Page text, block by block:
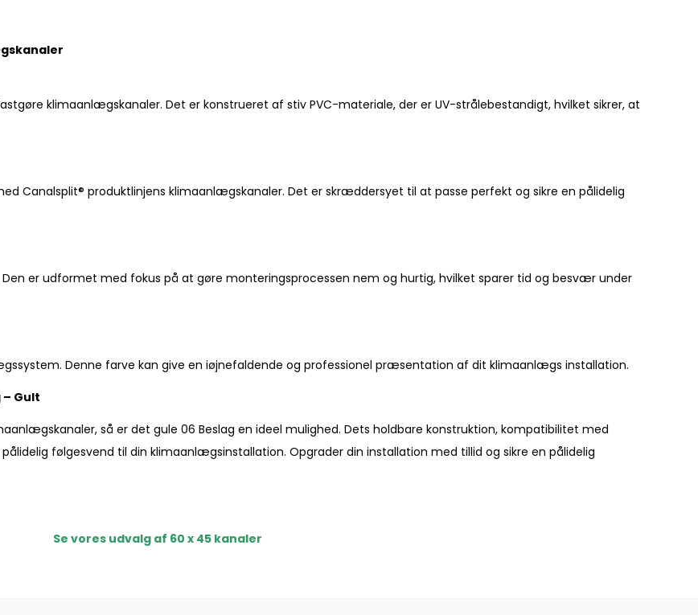
klimaanlægskanaler. Det er konstrueret af stiv PVC-materiale, der er UV-strålebestandigt, hvilket sikrer, at
Canalsplit® produktlinjens klimaanlægskanaler. Det er skræddersyet til at passe perfekt og sikre en pålidelig
er udformet med fokus på at gøre monteringsprocessen nem og hurtig, hvilket sparer tid og besvær under
Denne farve kan give en iøjnefaldende og professionel præsentation af dit klimaanlægs installation.
Gult
så er det gule 06 Beslag en ideel mulighed. Dets holdbare konstruktion, kompatibilitet med
følgesvend til din klimaanlægsinstallation. Opgrader din installation med tillid og sikre en pålidelig
Se vores udvalg af 60 x 45 kanaler